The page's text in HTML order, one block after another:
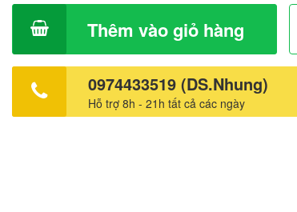
Thêm vào giỏ hàng
0974433519 (DS.Nhung)
Hỗ trợ 8h - 21h tất cả các ngày